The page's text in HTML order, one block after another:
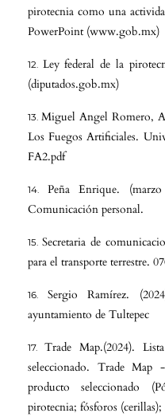
pirotecnia como una
PowerPoint (www.gob.mx)
Ley federal de la
(diputados.gob.mx)
Miguel Angel Romero,
Los Fuegos Artificiales.
FA2.pdf
Peña Enrique.
Comunicación personal.
Secretaria de
para el transporte terrestre.
Sergio Ramírez.
ayuntamiento de Tultepec
Trade Map.(2024).
seleccionado. Trade
producto seleccionado
pirotecnia; fósforos